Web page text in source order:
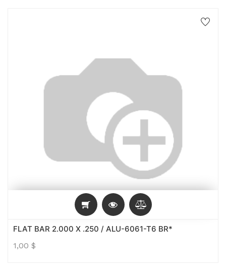
FLAT BAR 2.000 X .250 / ALU-6061-T6 BR*
1,00 $